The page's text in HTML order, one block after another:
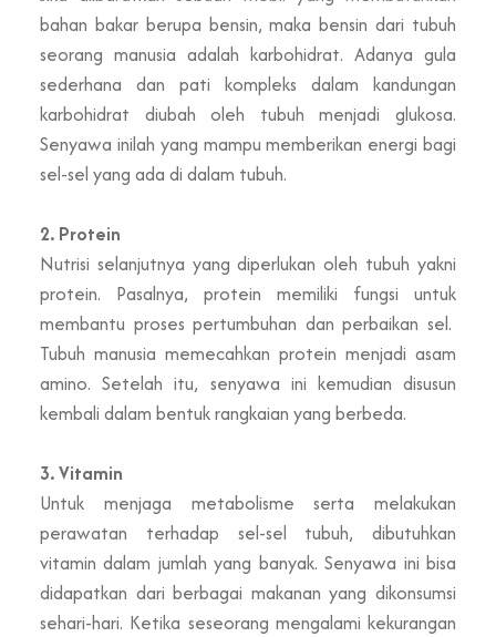
bahan bakar berupa bensin, maka bensin dari tubuh
seorang manusia adalah karbohidrat. Adanya gula
sederhana dan pati kompleks dalam kandungan
karbohidrat diubah oleh tubuh menjadi glukosa.
Senyawa inilah yang mampu memberikan energi bagi
sel-sel yang ada di dalam tubuh.
2. Protein
Nutrisi selanjutnya yang diperlukan oleh tubuh yakni
protein. Pasalnya, protein memiliki fungsi untuk
membantu proses pertumbuhan dan perbaikan sel.
Tubuh manusia memecahkan protein menjadi asam
amino. Setelah itu, senyawa ini kemudian disusun
kembali dalam bentuk rangkaian yang berbeda.
3. Vitamin
Untuk menjaga metabolisme serta melakukan
perawatan terhadap sel-sel tubuh, dibutuhkan
vitamin dalam jumlah yang banyak. Senyawa ini bisa
didapatkan dari berbagai makanan yang dikonsumsi
sehari-hari. Ketika seseorang mengalami kekurangan